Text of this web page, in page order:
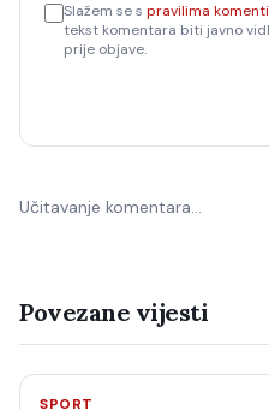
Slažem se s pravilima
tekst komentara biti javno
prije objave.
Učitavanje komentara…
Povezane vijesti
SPORT